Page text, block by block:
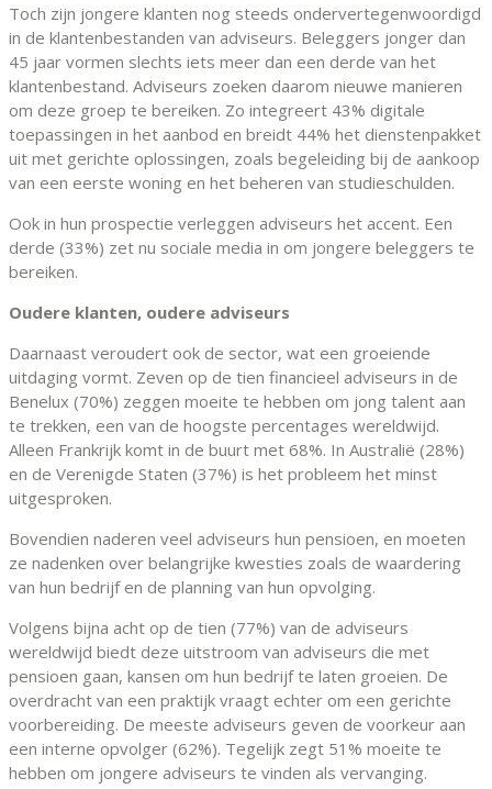
Toch zijn jongere klanten nog steeds ondervertegenwoordigd
in de klantenbestanden van adviseurs. Beleggers jonger dan
45 jaar vormen slechts iets meer dan een derde van het
klantenbestand. Adviseurs zoeken daarom nieuwe manieren
om deze groep te bereiken. Zo integreert 43% digitale
toepassingen in het aanbod en breidt 44% het dienstenpakket
uit met gerichte oplossingen, zoals begeleiding bij de aankoop
van een eerste woning en het beheren van studieschulden.
Ook in hun prospectie verleggen adviseurs het accent. Een
derde (33%) zet nu sociale media in om jongere beleggers te
bereiken.
Oudere klanten, oudere adviseurs
Daarnaast veroudert ook de sector, wat een groeiende
uitdaging vormt. Zeven op de tien financieel adviseurs in de
Benelux (70%) zeggen moeite te hebben om jong talent aan
te trekken, een van de hoogste percentages wereldwijd.
Alleen Frankrijk komt in de buurt met 68%. In Australië (28%)
en de Verenigde Staten (37%) is het probleem het minst
uitgesproken.
Bovendien naderen veel adviseurs hun pensioen, en moeten
ze nadenken over belangrijke kwesties zoals de waardering
van hun bedrijf en de planning van hun opvolging.
Volgens bijna acht op de tien (77%) van de adviseurs
wereldwijd biedt deze uitstroom van adviseurs die met
pensioen gaan, kansen om hun bedrijf te laten groeien. De
overdracht van een praktijk vraagt echter om een gerichte
voorbereiding. De meeste adviseurs geven de voorkeur aan
een interne opvolger (62%). Tegelijk zegt 51% moeite te
hebben om jongere adviseurs te vinden als vervanging.